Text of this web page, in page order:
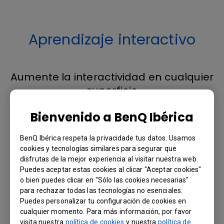
Bienvenido a BenQ Ibérica
BenQ Ibérica respeta la privacidade tus datos. Usamos
cookies y tecnologías similares para segurar que
disfrutas de la mejor experiencia al visitar nuestra web.
Puedes aceptar estas cookies al clicar "Aceptar cookies"
o bien puedes clicar en "Sólo las cookies necesarias"
para rechazar todas las tecnologías no esenciales.
Puedes personalizar tu configuración de cookies en
cualquier momento. Para más información, por favor
visita nuestra política de cookies y nuestrapolítica de
Aprendizaje interactivo
Aumente la interactividad en cualquier
superficie
La tecnología PointWrite™ funciona en
cualquier superficie plana, por lo que no es
necesaria una pizarra digital costosa ni
equipo adicional. Con el módulo
PointWrite™, las imágenes se pueden
proyectar en un escritorio o mesa para que
múltiples estudiantes puedan compartir y
escribir fácilmente en la misma pantalla, lo
que crea nuevas oportunidades para la
interactividad en el aula y posibilidades